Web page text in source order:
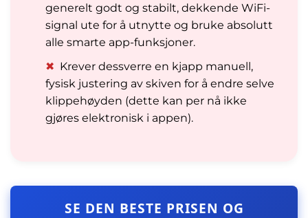
generelt godt og stabilt, dekkende WiFi-
signal ute for å utnytte og bruke absolutt
alle smarte app-funksjoner.
✖ Krever dessverre en kjapp manuell,
fysisk justering av skiven for å endre selve
klippehøyden (dette kan per nå ikke
gjøres elektronisk i appen).
SE DEN BESTE PRISEN OG